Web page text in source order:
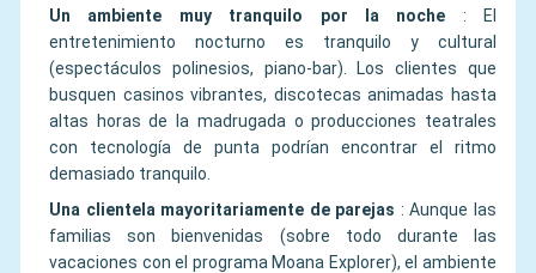
Un ambiente muy tranquilo por la noche
:
El
entretenimiento nocturno es tranquilo y cultural
(espectáculos polinesios, piano-bar). Los clientes que
busquen casinos vibrantes, discotecas animadas hasta
altas horas de la madrugada o producciones teatrales
con tecnología de punta podrían encontrar el ritmo
demasiado tranquilo.
Una clientela mayoritariamente de parejas :Aunque las
familias son bienvenidas (sobre todo durante las
vacaciones con el programa Moana Explorer), el ambiente